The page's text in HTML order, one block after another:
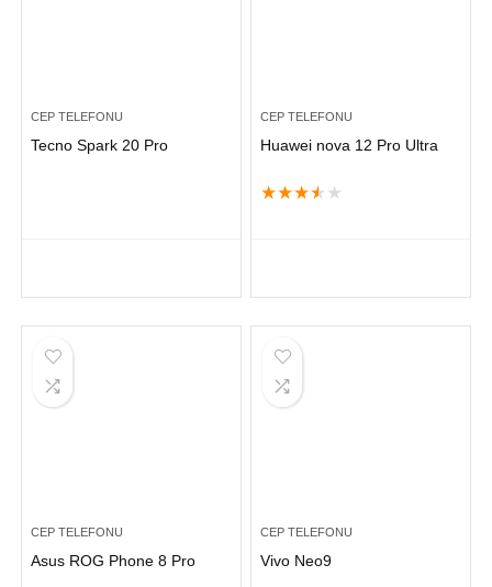
CEP TELEFONU
Tecno Spark 20 Pro
CEP TELEFONU
Huawei nova 12 Pro Ultra
★★★★ ★
CEP TELEFONU
Asus ROG Phone 8 Pro
CEP TELEFONU
Vivo Neo9